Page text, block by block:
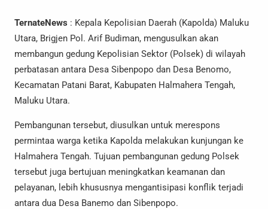
TernateNews : Kepala Kepolisian Daerah (Kapolda) Maluku
Utara, Brigjen Pol. Arif Budiman, mengusulkan akan
membangun gedung Kepolisian Sektor (Polsek) di wilayah
perbatasan antara Desa Sibenpopo dan Desa Benomo,
Kecamatan Patani Barat, Kabupaten Halmahera Tengah,
Maluku Utara.
Pembangunan tersebut, diusulkan untuk merespons
permintaa warga ketika Kapolda melakukan kunjungan ke
Halmahera Tengah. Tujuan pembangunan gedung Polsek
tersebut juga bertujuan meningkatkan keamanan dan
pelayanan, lebih khususnya mengantisipasi konflik terjadi
antara dua Desa Banemo dan Sibenpopo.